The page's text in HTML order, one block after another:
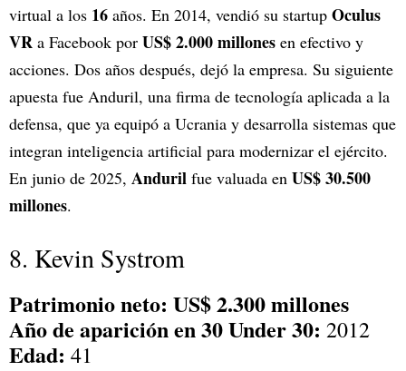
virtual a los 16 años. En 2014, vendió su startup Oculus
VR a Facebook por US$ 2.000 millones en efectivo y
acciones. Dos años después, dejó la empresa. Su siguiente
apuesta fue Anduril, una firma de tecnología aplicada a la
defensa, que ya equipó a Ucrania y desarrolla sistemas que
integran inteligencia artificial para modernizar el ejército.
En junio de 2025, Anduril fue valuada en US$ 30.500
millones.
8. Kevin Systrom
Patrimonio neto: US$ 2.300 millones
Año de aparición en 30 Under 30: 2012
Edad: 41